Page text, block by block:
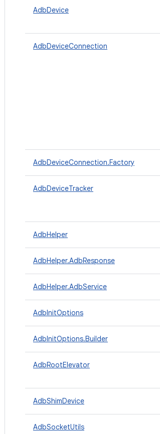
AdbDevice
AdbDeviceConnection
AdbDeviceConnection.Factory
AdbDeviceTracker
AdbHelper
AdbHelper.AdbResponse
AdbHelper.AdbService
AdbInitOptions
AdbInitOptions.Builder
AdbRootElevator
AdbShimDevice
AdbSocketUtils